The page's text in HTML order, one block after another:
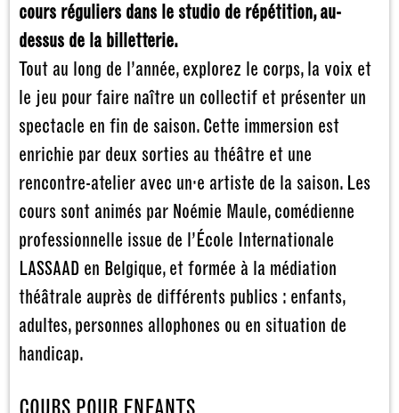
cours réguliers dans le studio de répétition, au-
dessus de la billetterie.
Tout au long de l’année, explorez le corps, la voix et
le jeu pour faire naître un collectif et présenter un
spectacle en fin de saison. Cette immersion est
enrichie par deux sorties au théâtre et une
rencontre-atelier avec un·e artiste de la saison. Les
cours sont animés par Noémie Maule, comédienne
professionnelle issue de l’École Internationale
LASSAAD en Belgique, et formée à la médiation
théâtrale auprès de différents publics : enfants,
adultes, personnes allophones ou en situation de
handicap.
COURS POUR ENFANTS